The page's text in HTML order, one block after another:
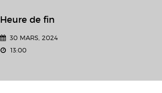
Heure de fin
30 MARS, 2024
13:00